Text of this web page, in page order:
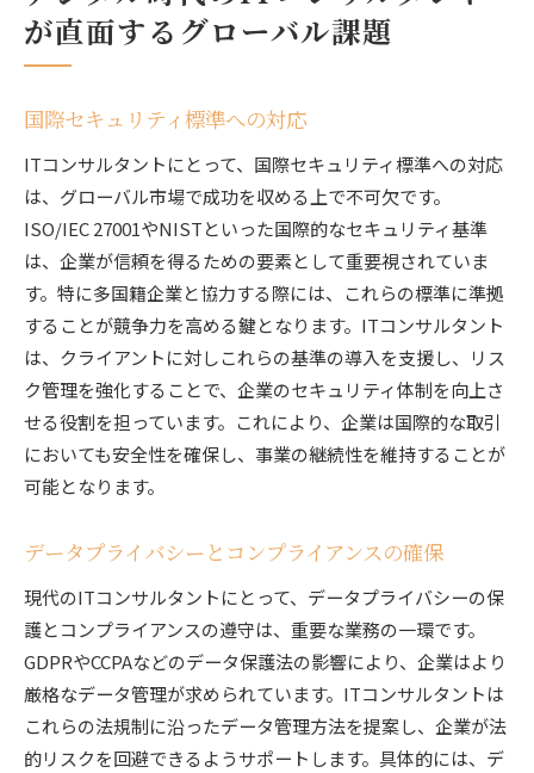
が直面するグローバル課題
国際セキュリティ標準への対応
ITコンサルタントにとって、国際セキュリティ標準への対応
は、グローバル市場で成功を収める上で不可欠です。
ISO/IEC 27001やNISTといった国際的なセキュリティ基準
は、企業が信頼を得るための要素として重要視されていま
す。特に多国籍企業と協力する際には、これらの標準に準拠
することが競争力を高める鍵となります。ITコンサルタント
は、クライアントに対しこれらの基準の導入を支援し、リス
ク管理を強化することで、企業のセキュリティ体制を向上さ
せる役割を担っています。これにより、企業は国際的な取引
においても安全性を確保し、事業の継続性を維持することが
可能となります。
データプライバシーとコンプライアンスの確保
現代のITコンサルタントにとって、データプライバシーの保
護とコンプライアンスの遵守は、重要な業務の一環です。
GDPRやCCPAなどのデータ保護法の影響により、企業はより
厳格なデータ管理が求められています。ITコンサルタントは
これらの法規制に沿ったデータ管理方法を提案し、企業が法
的リスクを回避できるようサポートします。具体的には、デ